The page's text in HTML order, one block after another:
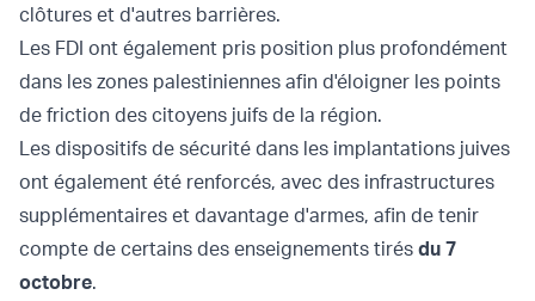
clôtures et d'autres barrières.
Les FDI ont également pris position plus profondément
dans les zones palestiniennes afin d'éloigner les points
de friction des citoyens juifs de la région.
Les dispositifs de sécurité dans les implantations juives
ont également été renforcés, avec des infrastructures
supplémentaires et davantage d'armes, afin de tenir
compte de certains des enseignements tirés du 7
octobre.